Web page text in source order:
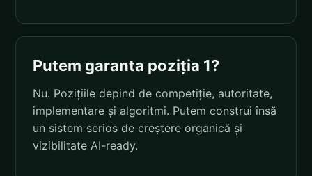
Putem garanta poziția 1?
Nu. Pozițiile depind de competiție, autoritate,
implementare și algoritmi. Putem construi însă
un sistem serios de creștere organică și
vizibilitate AI-ready.